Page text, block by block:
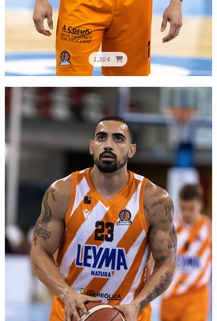
1,20 €